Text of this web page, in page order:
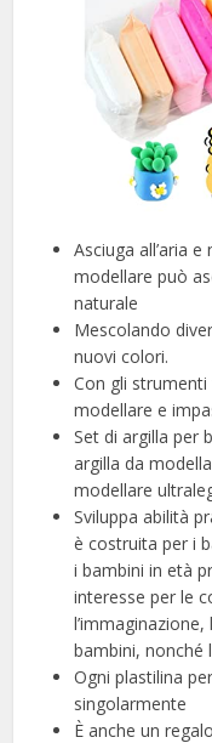
Asciuga all’aria
modellare può
naturale
Mescolando
nuovi colori.
Con gli
modellare e
Set di argilla per
argilla da
modellare
Sviluppa abilità
è costruita per i
i bambini in età
interesse per le
bambini, nonché
Ogni plastilina
singolarmente
È anche un